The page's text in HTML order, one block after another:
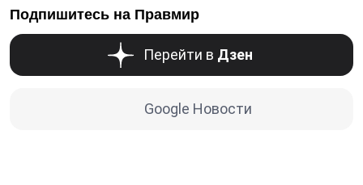
Подпишитесь на Правмир
Перейти в Дзен
Google Новости